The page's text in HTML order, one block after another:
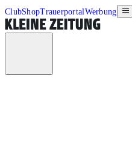
ClubShopTrauerportalWerbung